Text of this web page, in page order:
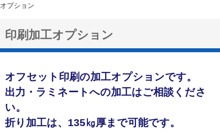
オプション
印刷加工オプション
オフセット印刷の加工オプションです。
出力・ラミネートへの加工はご相談くださ
い。
折り加工は、135㎏厚まで可能です。